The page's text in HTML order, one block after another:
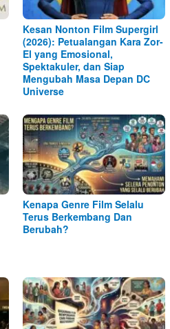
Kesan Nonton Film Supergirl
(2026): Petualangan Kara Zor-
El yang Emosional,
Spektakuler, dan Siap
Mengubah Masa Depan DC
Universe
Kenapa Genre Film Selalu
Terus Berkembang Dan
Berubah?